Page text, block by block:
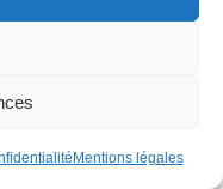
Mentions légales
permettre de